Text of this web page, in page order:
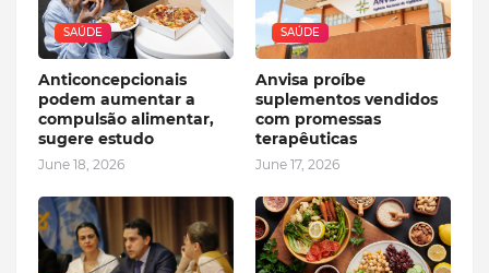
SAÚDE
Anticoncepcionais
podem aumentar a
compulsão alimentar,
sugere estudo
June 18, 2026
SAÚDE
Anvisa proíbe
suplementos vendidos
com promessas
terapêuticas
June 17, 2026